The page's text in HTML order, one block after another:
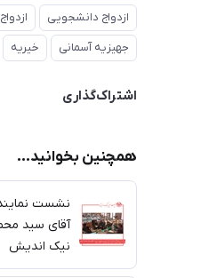
ازدواج دانشجویی
جهیزیه آسمانی
خیریه
اشتراک‌گذاری
همچنین بخوانید...
نشست
آقای سید
نیک اندیش